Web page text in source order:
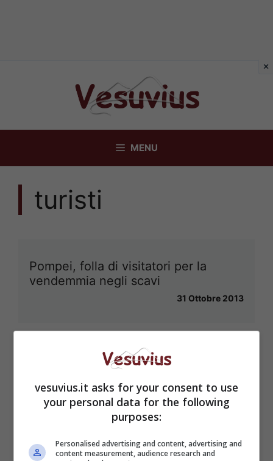
MENU
turisti
Pompei, folla di visitatori per la
vendemmia negli scavi
31 Ottobre 2013
vesuvius.it asks for your consent to use
your personal data for the following
purposes:
Personalised advertising and content, advertising and
content measurement, audience research and